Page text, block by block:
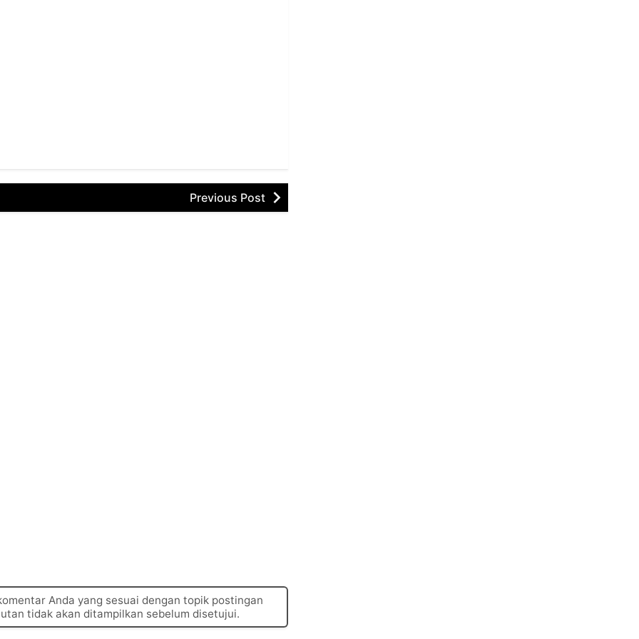
Previous Post
Anda yang sesuai dengan topik postingan
tidak akan ditampilkan sebelum disetujui.